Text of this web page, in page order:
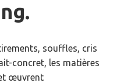
souffles, cris
concret, les matières
œuvrent